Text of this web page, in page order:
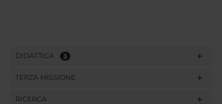
DIDATTICA 3
TERZA MISSIONE
RICERCA